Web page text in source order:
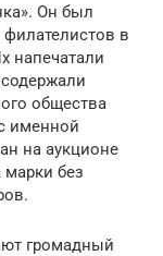
Он был
в
напечатали
общества
именной
на аукционе
марки без
громадный